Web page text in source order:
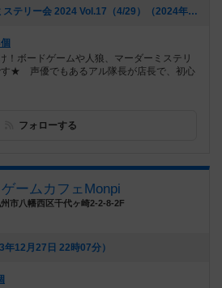
[NEW] ALSPIELマーダーミステリー会 2024 Vol.17（4/29）（2024年04月01日 19時47分）
！ボードゲームや人狼、マーダーミステリ
す★ 声優でもあるアル隊長が店長で、初心
フォローする
ームカフェMonpi
市八幡西区千代ヶ崎2-2-8-2F
12月27日 22時07分）